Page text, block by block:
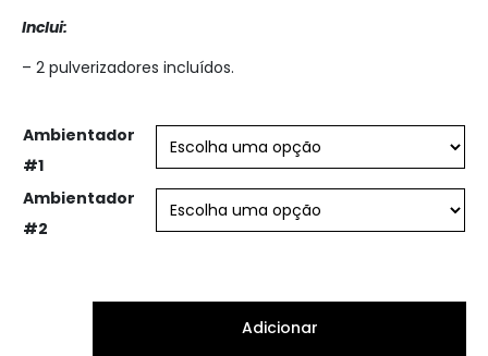
Inclui:
– 2 pulverizadores incluídos.
Ambientador
#1
Ambientador
#2
Adicionar